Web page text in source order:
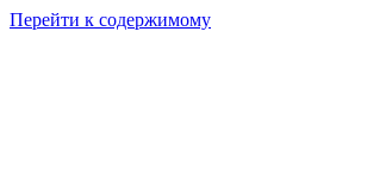
Перейти к содержимому